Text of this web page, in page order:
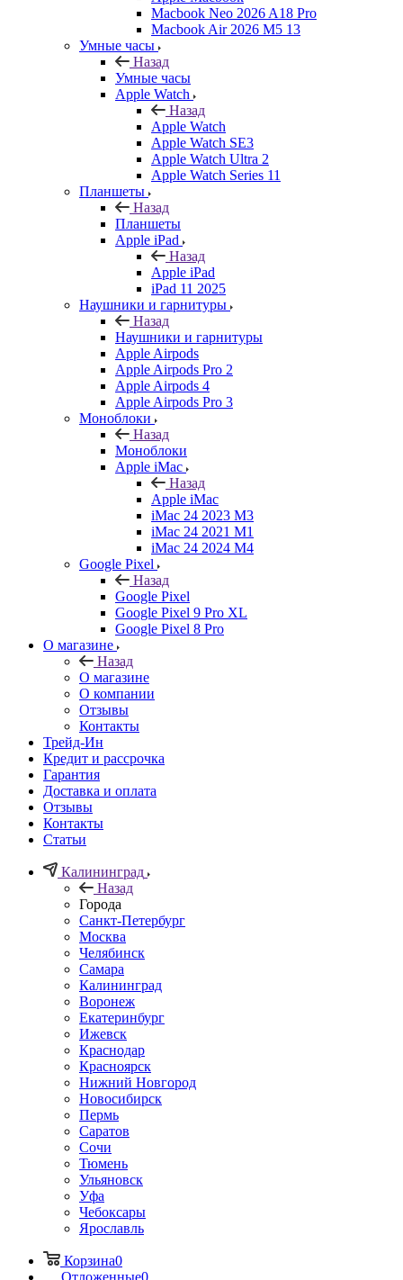
Macbook Neo 2026 A18 Pro
Macbook Air 2026 M5 13
Умные часы
Назад
Умные часы
Apple Watch
Назад
Apple Watch
Apple Watch SE3
Apple Watch Ultra 2
Apple Watch Series 11
Планшеты
Назад
Планшеты
Apple iPad
Назад
Apple iPad
iPad 11 2025
Наушники и гарнитуры
Назад
Наушники и гарнитуры
Apple Airpods
Apple Airpods Pro 2
Apple Airpods 4
Apple Airpods Pro 3
Моноблоки
Назад
Моноблоки
Apple iMac
Назад
Apple iMac
iMac 24 2023 M3
iMac 24 2021 M1
iMac 24 2024 M4
Google Pixel
Назад
Google Pixel
Google Pixel 9 Pro XL
Google Pixel 8 Pro
О магазине
Назад
О магазине
О компании
Отзывы
Контакты
Трейд-Ин
Кредит и рассрочка
Гарантия
Доставка и оплата
Отзывы
Контакты
Статьи
Калининград
Назад
Города
Санкт-Петербург
Москва
Челябинск
Самара
Калининград
Воронеж
Екатеринбург
Ижевск
Краснодар
Красноярск
Нижний Новгород
Новосибирск
Пермь
Саратов
Сочи
Тюмень
Ульяновск
Уфа
Чебоксары
Ярославль
Корзина0
Отложенные0